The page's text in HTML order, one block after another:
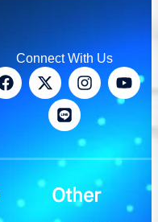
Connect With Us
Other